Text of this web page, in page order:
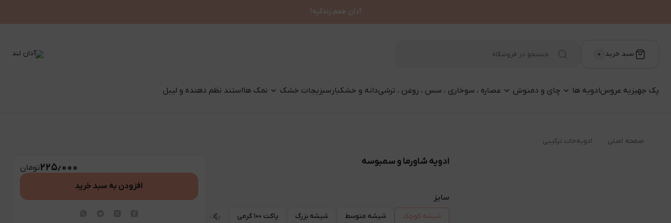
آدان طعم زندگیه!
سبد خرید ۰
پک جهیزیه عروسادویه ها چای و دمنوش‌ عصاره ، سوخاری ، سس ، روغن ، ترشیدانه و خشکبار سبزیجات خشک نمک هااستند نظم دهنده و لیبل
صفحه اصلی ادویه‌جات ترکیبی
ادویه شاورما و سمبوسه
سایز
شیشه کوچک شیشه متوسط شیشه بزرگ پاکت ۱۰۰ گرمی پاکت ۲۰۰ گرمی
۲۲۵٫۰۰۰تومان
افزودن به سبد خرید